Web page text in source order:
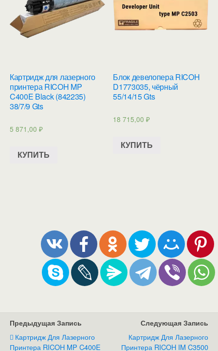
Картридж для лазерного
принтера RICOH MP
C400E Black (842235)
38/7/9 Gts
5 871,00 ₽
КУПИТЬ
Блок девелопера RICOH
D1773035, чёрный
55/14/15 Gts
18 715,00₽
КУПИТЬ
Предыдущая Запись
Картридж Для Лазерного
Принтера RICOH MP C400E
Следующая Запись
Картридж Для Лазерного
Принтера RICOH IM C3500